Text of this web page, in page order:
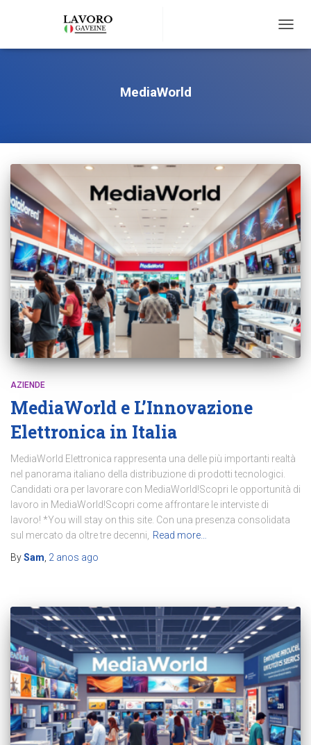
MediaWorld
AZIENDE
MediaWorld e L’Innovazione
Elettronica in Italia
MediaWorld Elettronica rappresenta una delle più importanti realtà
nel panorama italiano della distribuzione di prodotti tecnologici.
Candidati ora per lavorare con MediaWorld!Scopri le opportunità di
lavoro in MediaWorld!Scopri come affrontare le interviste di
lavoro! *You will stay on this site. Con una presenza consolidata
sul mercato da oltre tre decenni,
Read more…
BySam 2 anos ago